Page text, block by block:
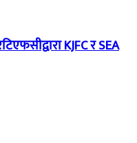
KJFC र SEA